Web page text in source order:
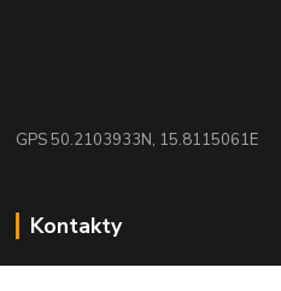
GPS 50.2103933N, 15.8115061E
Kontakty